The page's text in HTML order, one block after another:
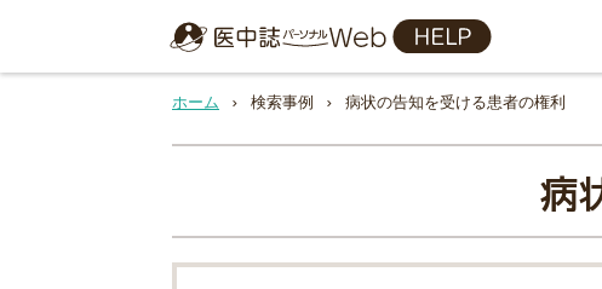
ホーム 検索事例 病状の告知を受ける患者の権利
病